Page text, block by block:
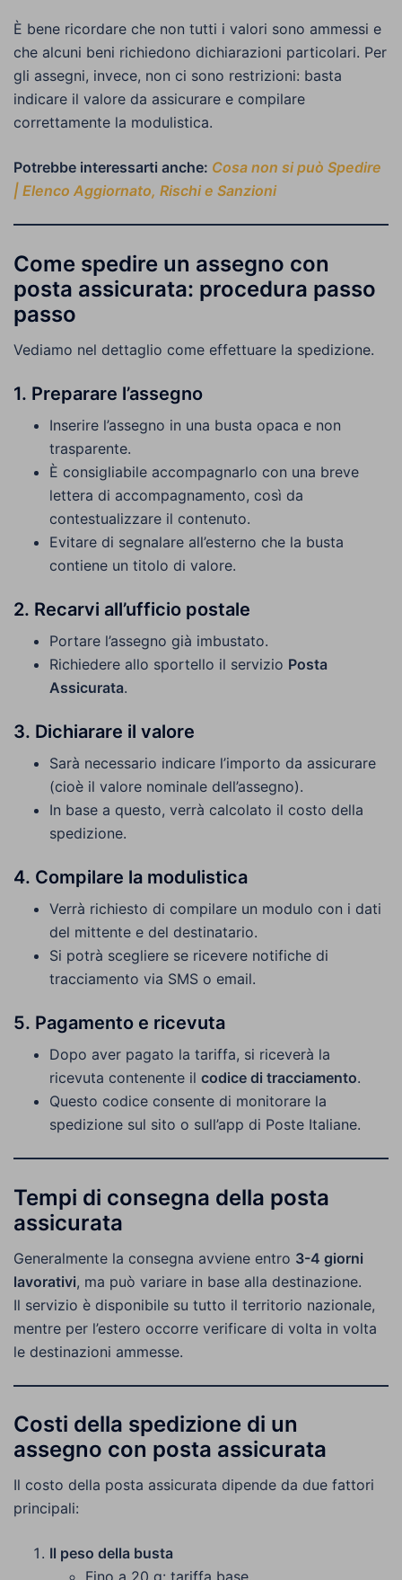
È bene ricordare che non tutti i valori sono ammessi e
che alcuni beni richiedono dichiarazioni particolari. Per
gli assegni, invece, non ci sono restrizioni: basta
indicare il valore da assicurare e compilare
correttamente la modulistica.
Potrebbe interessarti anche: Cosa non si può Spedire
| Elenco Aggiornato, Rischi e Sanzioni
Come spedire un assegno con
posta assicurata: procedura passo
passo
Vediamo nel dettaglio come effettuare la spedizione.
1. Preparare l’assegno
Inserire l’assegno in una busta opaca e non
trasparente.
È consigliabile accompagnarlo con una breve
lettera di accompagnamento, così da
contestualizzare il contenuto.
Evitare di segnalare all’esterno che la busta
contiene un titolo di valore.
2. Recarvi all’ufficio postale
Portare l’assegno già imbustato.
Richiedere allo sportello il servizio Posta
Assicurata.
3. Dichiarare il valore
Sarà necessario indicare l’importo da assicurare
(cioè il valore nominale dell’assegno).
In base a questo, verrà calcolato il costo della
spedizione.
4. Compilare la modulistica
Verrà richiesto di compilare un modulo con i dati
del mittente e del destinatario.
Si potrà scegliere se ricevere notifiche di
tracciamento via SMS o email.
5. Pagamento e ricevuta
Dopo aver pagato la tariffa, si riceverà la
ricevuta contenente il codice di tracciamento.
Questo codice consente di monitorare la
spedizione sul sito o sull’app di Poste Italiane.
Tempi di consegna della posta
assicurata
Generalmente la consegna avviene entro 3-4 giorni
lavorativi, ma può variare in base alla destinazione.
Il servizio è disponibile su tutto il territorio nazionale,
mentre per l’estero occorre verificare di volta in volta
le destinazioni ammesse.
Costi della spedizione di un
assegno con posta assicurata
Il costo della posta assicurata dipende da due fattori
principali:
Il peso della busta